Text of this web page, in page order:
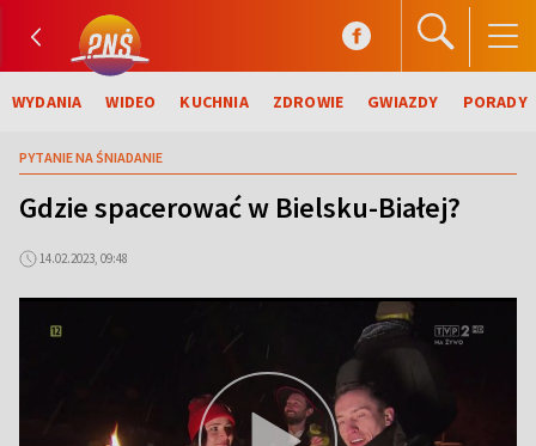
WYDANIA WIDEO KUCHNIA ZDROWIE GWIAZDY PORADY
PYTANIE NA ŚNIADANIE
Gdzie spacerować w Bielsku-Białej?
14.02.2023, 09:48